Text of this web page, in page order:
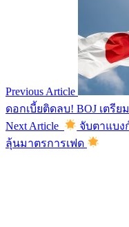
Previous Article
ดอกเบี้ยติดลบ! BOJ เตรี
Next Article
จับตาแบง
ลุ้นมาตรการเฟด